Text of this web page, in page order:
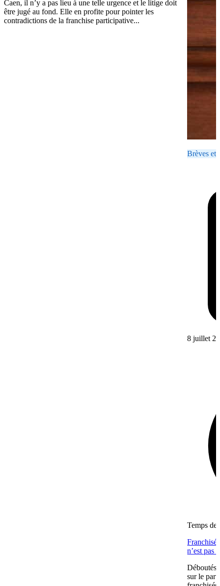
Caen, il n’y a pas lieu à une telle urgence et le litige doit
être jugé au fond. Elle en profite pour pointer les
contradictions de la franchise participative...
Brèves et
8 juillet
Temps de
n’est pas
Déboutés
sur le